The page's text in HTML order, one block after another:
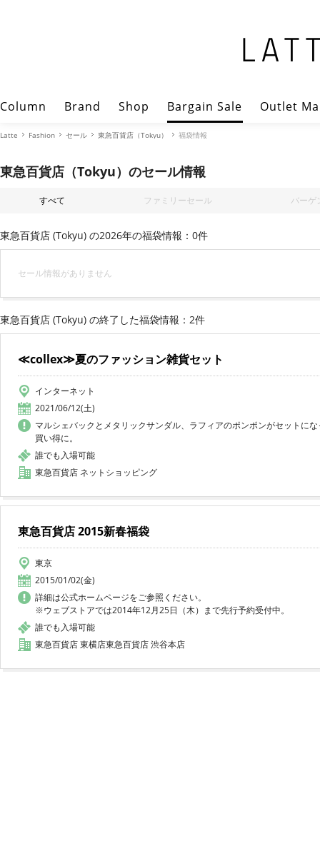
Column Brand Shop Bargain Sale Outlet
Latte Fashion セール 東急百貨店（Tokyu） 福袋情報
東急百貨店（Tokyu）のセール情報
すべて ファミリーセール バーゲ
東急百貨店 (Tokyu) の2026年の福袋情報：0件
セール情報がありません
東急百貨店 (Tokyu) の終了した福袋情報：2件
≪collex≫夏のファッション雑貨セット
インターネット
2021/06/12(土)
マルシェバックとメタリックサンダル、ラフィアのポンポンがセットに
買い得に。
誰でも入場可能
東急百貨店 ネットショッピング
東急百貨店 2015新春福袋
東京
2015/01/02(金)
詳細は公式ホームページをご参照ください。
※ウェブストアでは2014年12月25日（木）まで先行予約受付中。
誰でも入場可能
東急百貨店 東横店東急百貨店 渋谷本店